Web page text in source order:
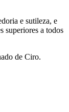
e sutileza, e
superiores a todos
de Ciro.